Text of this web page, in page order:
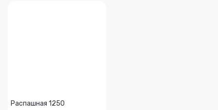
Распашная 1250